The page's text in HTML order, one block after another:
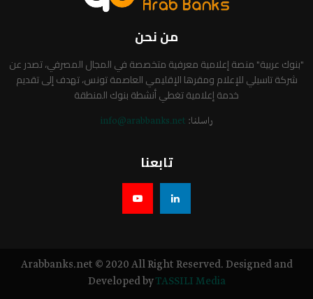
من نحن
"بنوك عربية" منصة إعلامية معرفية متخصصة في المجال المصرفي، تصدر عن
شركة تاسيلي للإعلام ومقرها الإقليمي العاصمة تونس، تهدف إلى تقديم
خدمة إعلامية تغطي أنشطة بنوك المنطقة
راسلنا: info@arabbanks.net
تابعنا
Arabbanks.net © 2020 All Right Reserved. Designed and
Developed byTASSILI Media